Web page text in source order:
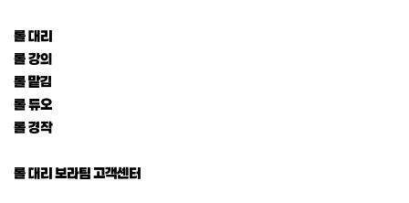
롤 대리
롤 강의
롤 맡김
롤 듀오
롤 경작
롤 대리 보라팀 고객센터